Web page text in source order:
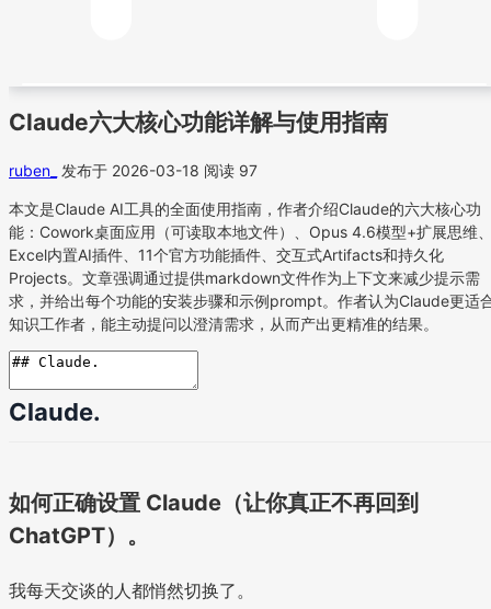
Claude六大核心功能详解与使用指南
ruben_ 发布于 2026-03-18 阅读 97
本文是Claude AI工具的全面使用指南，作者介绍Claude的六大核心功
能：Cowork桌面应用（可读取本地文件）、Opus 4.6模型+扩展思维
Excel内置AI插件、11个官方功能插件、交互式Artifacts和持久化
Projects。文章强调通过提供markdown文件作为上下文来减少提示需
求，并给出每个功能的安装步骤和示例prompt。作者认为Claude更适
知识工作者，能主动提问以澄清需求，从而产出更精准的结果。
Claude.
如何正确设置 Claude（让你真正不再回到
ChatGPT）。
我每天交谈的人都悄然切换了。